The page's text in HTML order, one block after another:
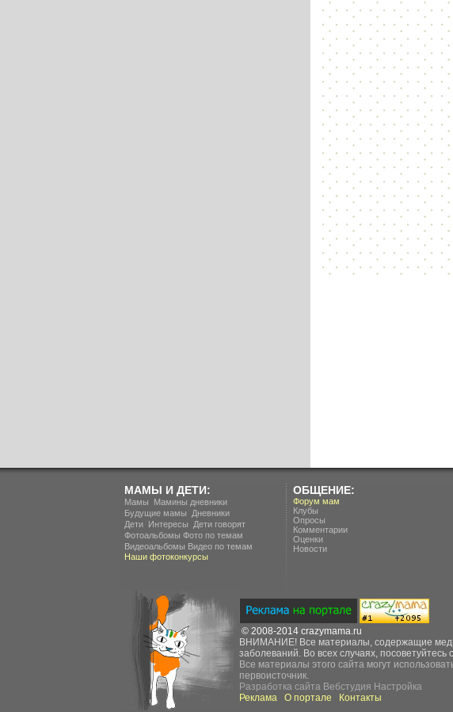
МАМЫ И ДЕТИ:
Мамы
Мамины дневники
Будущие мамы
Дневники
Дети Интересы
Дети говорят
Фотоальбомы Фото по темам
Видеоальбомы Видео по темам
Наши фотоконкурсы
ОБЩЕНИЕ:
Форум мам
Клубы
Опросы
Комментарии
Оценки
Новости
© 2008-2014 crazymama.ru
ВНИМАНИЕ! Все материалы, содержащие
заболеваний. Во всех случаях, посоветуйтесь
Все материалы этого сайта могут
первоисточник.
Разработка сайта Вебстудия Настройка
Реклама
О портале Контакты